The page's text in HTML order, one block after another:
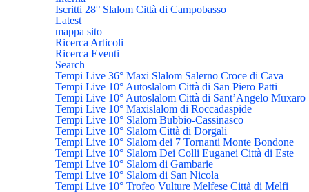
Iscritti 28° Slalom Città di Campobasso
Latest
mappa sito
Ricerca Articoli
Ricerca Eventi
Search
Tempi Live 36° Maxi Slalom Salerno Croce di Cava
Tempi Live 10° Autoslalom Città di San Piero Patti
Tempi Live 10° Autoslalom Città di Sant’Angelo Muxaro
Tempi Live 10° Maxislalom di Roccadaspide
Tempi Live 10° Slalom Bubbio-Cassinasco
Tempi Live 10° Slalom Città di Dorgali
Tempi Live 10° Slalom dei 7 Tornanti Monte Bondone
Tempi Live 10° Slalom Dei Colli Euganei Città di Este
Tempi Live 10° Slalom di Gambarie
Tempi Live 10° Slalom di San Nicola
Tempi Live 10° Trofeo Vulture Melfese Città di Melfi